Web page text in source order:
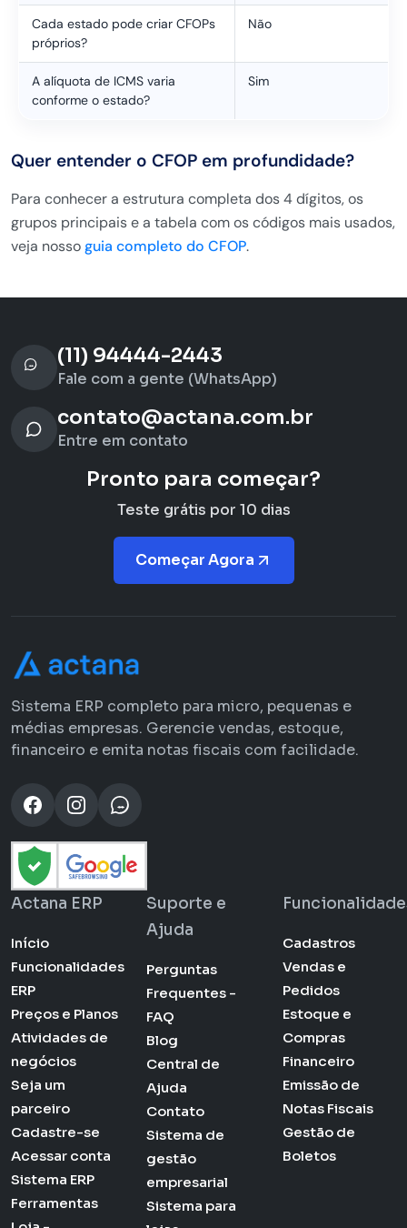
Cada estado pode criar CFOPs
próprios?
Não
A alíquota de ICMS varia
conforme o estado?
Sim
Quer entender o CFOP em profundidade?
Para conhecer a estrutura completa dos 4 dígitos, os
grupos principais e a tabela com os códigos mais usados,
veja nossoguia completo do CFOP.
(11) 94444-2443
Fale com a gente (WhatsApp)
contato@actana.com.br
Entre em contato
Pronto para começar?
Teste grátis por 10 dias
Começar Agora
Sistema ERP completo para micro, pequenas e
médias empresas. Gerencie vendas, estoque,
financeiro e emita notas fiscais com facilidade.
Actana ERP
Início
Funcionalidades
ERP
Preços e Planos
Atividades de
negócios
Seja um
parceiro
Cadastre-se
Acessar conta
Sistema ERP
Ferramentas
Suporte e
Ajuda
Perguntas
Frequentes -
FAQ
Blog
Central de
Ajuda
Contato
Sistema de
gestão
empresarial
Sistema para
Cadastros
Vendas e
Pedidos
Estoque e
Compras
Financeiro
Emissão de
Notas Fiscais
Gestão de
Boletos